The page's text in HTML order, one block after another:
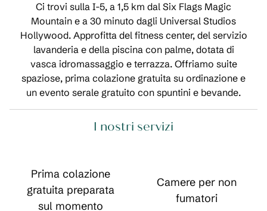
Ci trovi sulla I-5, a 1,5 km dal Six Flags Magic
Mountain e a 30 minuto dagli Universal Studios
Hollywood. Approfitta del fitness center, del servizio
lavanderia e della piscina con palme, dotata di
vasca idromassaggio e terrazza. Offriamo suite
spaziose, prima colazione gratuita su ordinazione e
un evento serale gratuito con spuntini e bevande.
I nostri servizi
Prima colazione
gratuita preparata
sul momento
Camere per non
fumatori